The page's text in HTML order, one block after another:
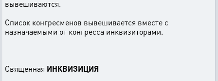
вывешиваются.
Список конгресменов вывешивается вместе с
назначаемыми от конгресса инквизиторами.
Священная ИНКВИЗИЦИЯ